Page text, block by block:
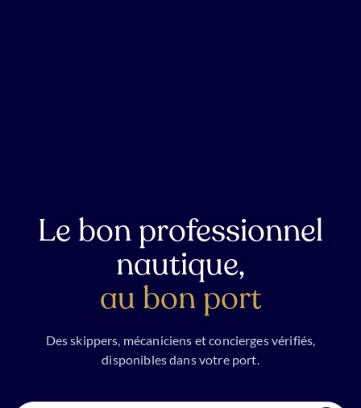
Le bon professionnel
nautique,
au bon port
Des skippers, mécaniciens et concierges vérifiés,
disponibles dans votre port.